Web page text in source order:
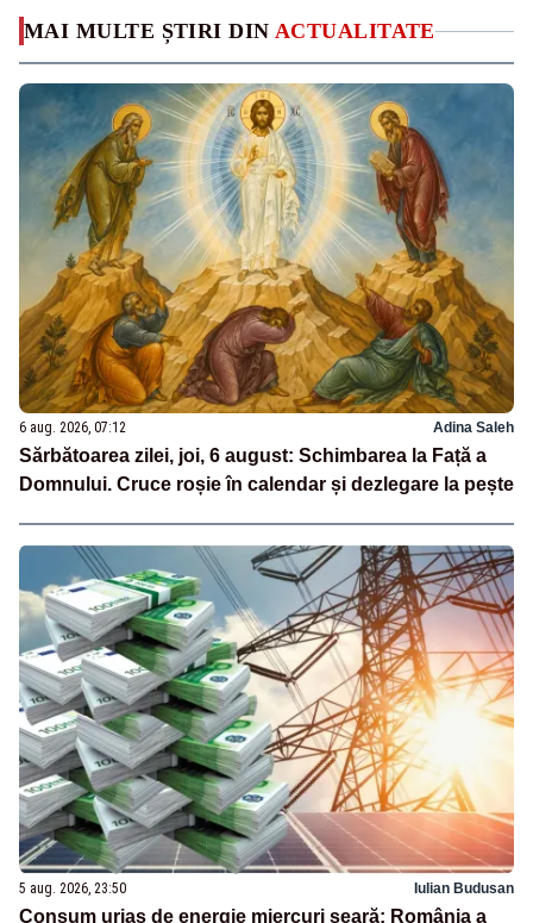
MAI MULTE ȘTIRI DIN ACTUALITATE
6 aug. 2026, 07:12 Adina Saleh
Sărbătoarea zilei, joi, 6 august: Schimbarea la Față a
Domnului. Cruce roșie în calendar și dezlegare la pește
5 aug. 2026, 23:50 Iulian Budusan
Consum uriaș de energie miercuri seară: România a